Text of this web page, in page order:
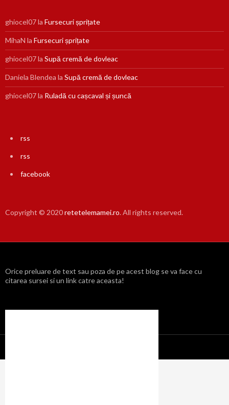
ghiocel07la Fursecuri șprițate
MihaN la Fursecuri șprițate
ghiocel07la Supă cremă de dovleac
Daniela Blendea la Supă cremă de dovleac
ghiocel07la Ruladă cu cașcaval și șuncă
rss
rss
facebook
Copyright © 2020retetelemamei.ro. All rights reserved.
Orice preluare de text sau poza de pe acest blog se va face cu
citarea sursei si un link catre aceasta!